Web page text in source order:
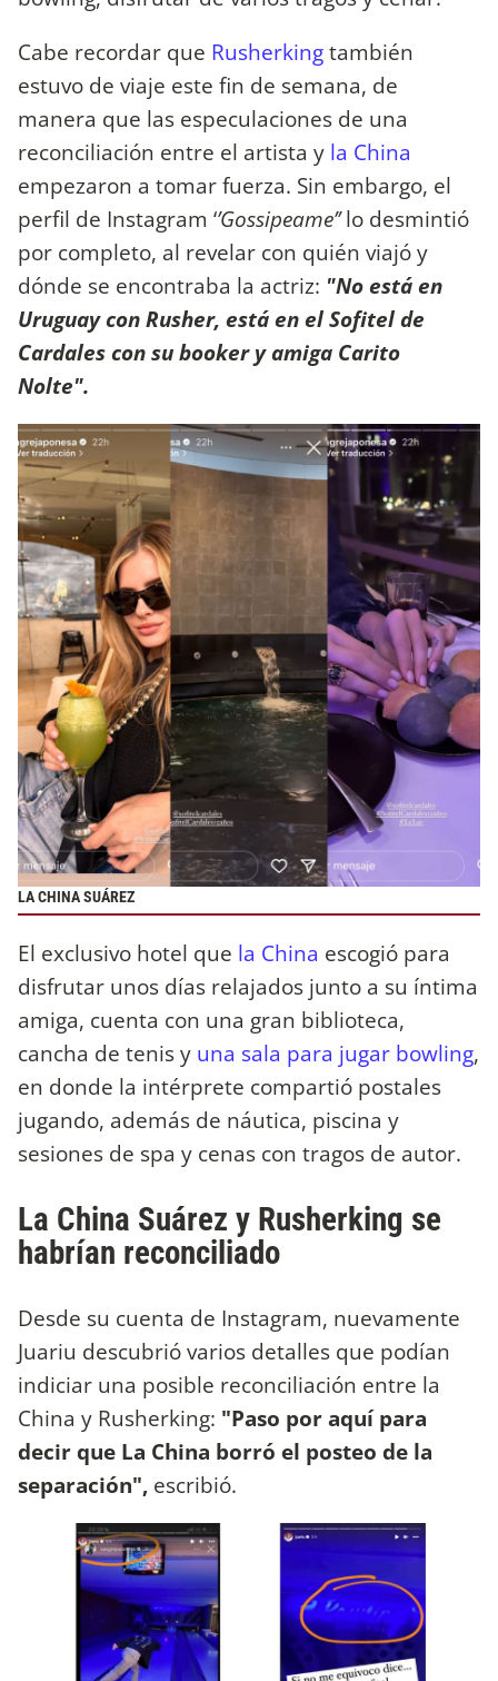
Cabe recordar que Rusherkingtambién
estuvo de viaje este fin de semana, de
manera que las especulaciones de una
reconciliación entre el artista y la China
empezaron a tomar fuerza. Sin embargo, el
perfil de Instagram ‘’Gossipeame’’lo desmintió
por completo, al revelar con quién viajó y
dónde se encontraba la actriz: "No está en
Uruguay con Rusher, está en el Sofitel de
Cardales con su booker y amiga Carito
Nolte".
LA CHINA SUÁREZ
El exclusivo hotel que la China escogió para
disfrutar unos días relajados junto a su íntima
amiga, cuenta con una gran biblioteca,
cancha de tenis y una sala para jugar bowling,
en donde la intérprete compartió postales
jugando, además de náutica, piscina y
sesiones de spa y cenas con tragos de autor.
La China Suárez y Rusherking se
habrían reconciliado
Desde su cuenta de Instagram, nuevamente
Juariu descubrió varios detalles que podían
indiciar una posible reconciliación entre la
China y Rusherking: "Paso por aquí para
decir que La China borró el posteo de la
separación", escribió.